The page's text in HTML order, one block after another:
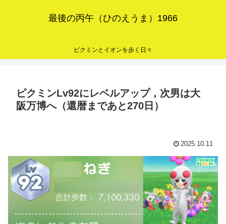
最後の丙午（ひのえうま）1966
ピクミンとイオンを歩く日々
ピクミンLv92にレベルアップ，次男は大
阪万博へ（還暦まであと270日）
2025.10.11